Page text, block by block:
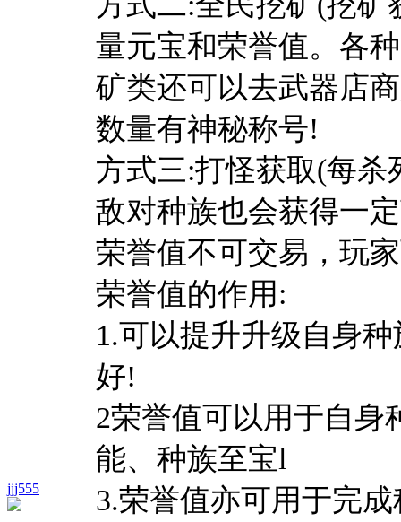
jjj555
量元宝和荣誉值。各种
矿类还可以去武器店
数量有神秘称号!
方式三:打怪获取(每
敌对种族也会获得一
荣誉值不可交易，玩
荣誉值的作用:
1.可以提升升级自身
好!
2荣誉值可以用于自身
能、种族至宝l
3.荣誉值亦可用于完